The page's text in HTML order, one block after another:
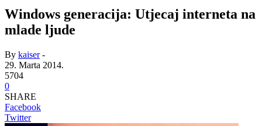
Windows generacija: Utjecaj interneta na
mlade ljude
By kaiser-
29. Marta 2014.
5704
0
SHARE
Facebook
Twitter